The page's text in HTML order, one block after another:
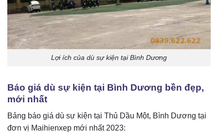
Lợi ích của dù sự kiện tại Bình Dương
Báo giá dù sự kiện tại Bình Dương bền đẹp,
mới nhất
Bảng báo giá dù sự kiện tại Thủ Dầu Một, Bình Dương tại
đơn vị Maihienxep mới nhất 2023: